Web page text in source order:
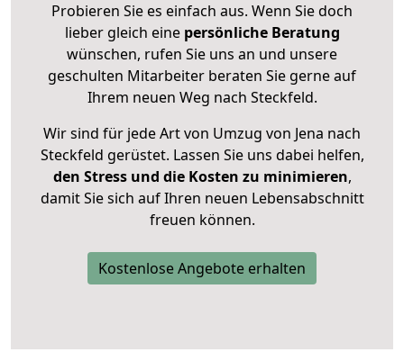
Probieren Sie es einfach aus. Wenn Sie doch
lieber gleich eine persönliche Beratung
wünschen, rufen Sie uns an und unsere
geschulten Mitarbeiter beraten Sie gerne auf
Ihrem neuen Weg nach Steckfeld.
Wir sind für jede Art von Umzug von Jena nach
Steckfeld gerüstet. Lassen Sie uns dabei helfen,
den Stress und die Kosten zu minimieren,
damit Sie sich auf Ihren neuen Lebensabschnitt
freuen können.
Kostenlose Angebote erhalten